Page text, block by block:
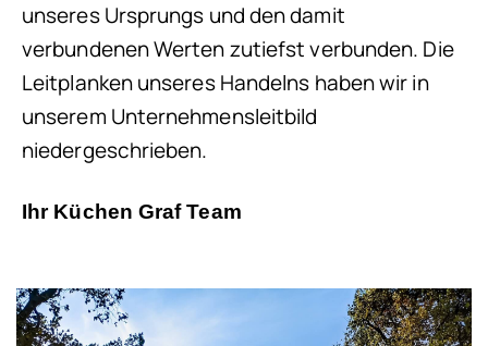
unseres Ursprungs und den damit
verbundenen Werten zutiefst verbunden. Die
Leitplanken unseres Handelns haben wir in
unserem Unternehmensleitbild
niedergeschrieben.
Ihr Küchen Graf Team